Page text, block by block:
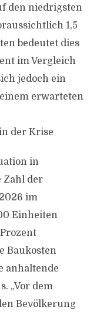
den niedrigsten
1,5
bedeutet dies
im Vergleich
jedoch ein
erwarteten
der Krise
in
Zahl der
im
Einheiten
Baukosten
anhaltende
„Vor dem
Bevölkerung